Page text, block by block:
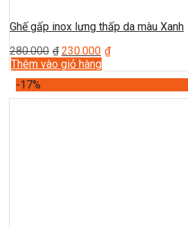
Ghế gấp inox lưng thấp da màu Xanh
280.000 ₫ 230.000 ₫
Thêm vào giỏ hàng
-17%